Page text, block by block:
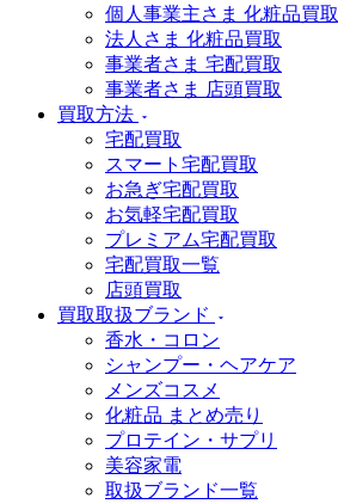
個人事業主さま 化粧品買取
法人さま 化粧品買取
事業者さま 宅配買取
事業者さま 店頭買取
買取方法
宅配買取
スマート宅配買取
お急ぎ宅配買取
お気軽宅配買取
プレミアム宅配買取
宅配買取一覧
店頭買取
買取取扱ブランド
香水・コロン
シャンプー・ヘアケア
メンズコスメ
化粧品 まとめ売り
プロテイン・サプリ
美容家電
取扱ブランド一覧